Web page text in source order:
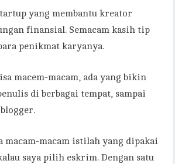
yang membantu kreator
finansial. Semacam kasih tip
penikmat karyanya.
macem-macam, ada yang bikin
di berbagai tempat, sampai
macam-macam istilah yang dipakai
saya pilih eskrim. Dengan satu